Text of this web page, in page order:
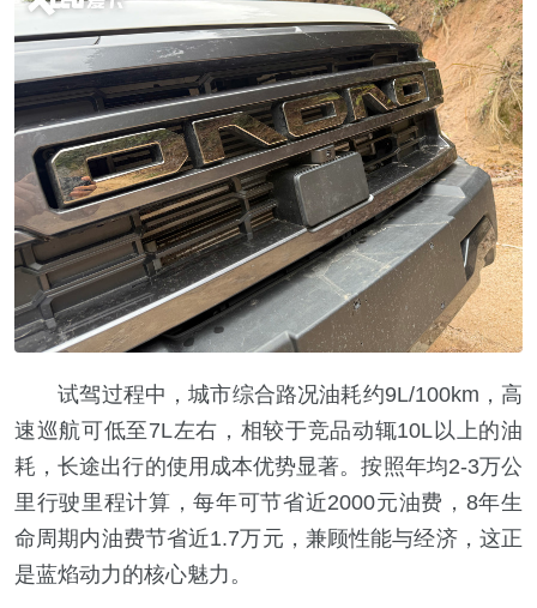
试驾过程中，城市综合路况油耗约9L/100km，高
速巡航可低至7L左右，相较于竞品动辄10L以上的油
耗，长途出行的使用成本优势显著。按照年均2-3万公
里行驶里程计算，每年可节省近2000元油费，8年生
命周期内油费节省近1.7万元，兼顾性能与经济，这正
是蓝焰动力的核心魅力。